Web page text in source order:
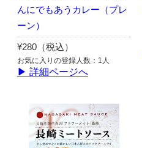
んにでもあうカレー（プレ
ーン）
¥280（税込）
お気に入りの登録人数：1人
▶ 詳細ページへ